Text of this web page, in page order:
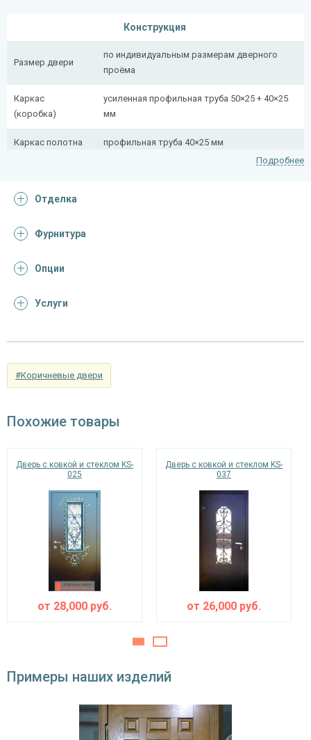
Конструкция
Размер двери
по индивидуальным размерам дверного
проёма
Каркас
(коробка)
усиленная профильная труба 50×25 + 40×25
мм
Каркас полотна профильная труба 40×25 мм
Притворная
Ребра жесткости
Запирающие устройства и фурнитура
Верхний замок
ручкой, 3-х ригельный
Нижний замок
х ригельный, 4-х оборотный, личинный ключ
Противосъемные
устройства
Изоляционные материалы
Звуко- и
теплоизоляция
двойной контур уплотнения,
Направление
наружное / внутреннее,
левое / правое (на выбор)
Дополнительно к
стеклопакет, кованые элементы (рисунок на
Подробнее
Отделка
Фурнитура
Опции
Услуги
#Коричневые двери
Похожие товары
Дверь с ковкой и стеклом KS-
025
от 28,000 руб.
Дверь с ковкой и стеклом KS-
037
от 26,000 руб.
Примеры наших изделий